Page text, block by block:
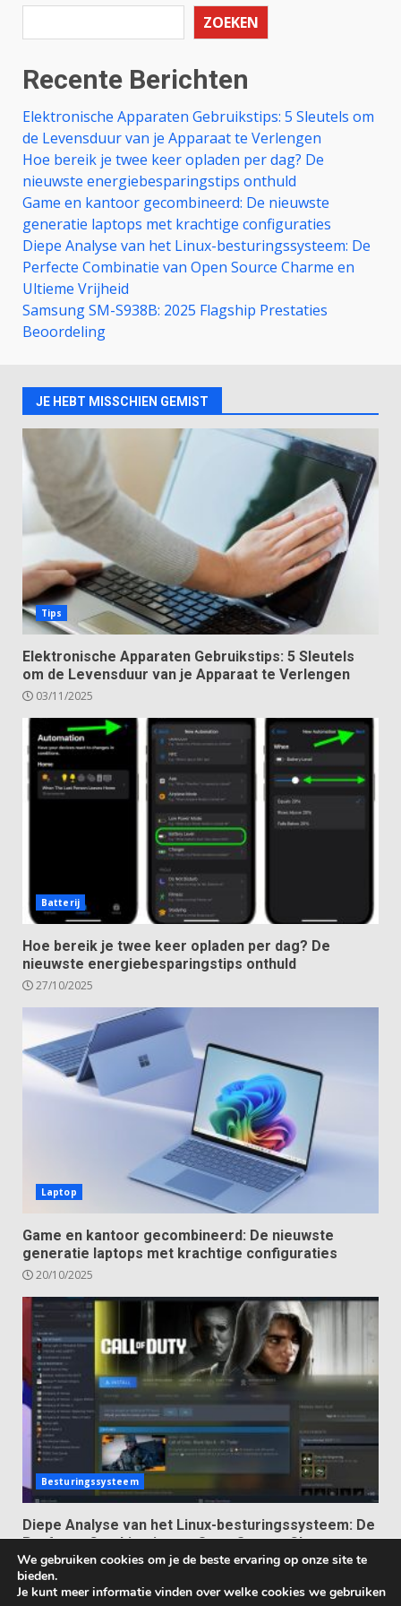
ZOEKEN
Recente Berichten
Elektronische Apparaten Gebruikstips: 5 Sleutels om
de Levensduur van je Apparaat te Verlengen
Hoe bereik je twee keer opladen per dag? De
nieuwste energiebesparingstips onthuld
Game en kantoor gecombineerd: De nieuwste
generatie laptops met krachtige configuraties
Diepe Analyse van het Linux-besturingssysteem: De
Perfecte Combinatie van Open Source Charme en
Ultieme Vrijheid
Samsung SM-S938B: 2025 Flagship Prestaties
Beoordeling
JE HEBT MISSCHIEN GEMIST
Tips
Elektronische Apparaten Gebruikstips: 5 Sleutels
om de Levensduur van je Apparaat te Verlengen
03/11/2025
Batterij
Hoe bereik je twee keer opladen per dag? De
nieuwste energiebesparingstips onthuld
27/10/2025
Laptop
Game en kantoor gecombineerd: De nieuwste
generatie laptops met krachtige configuraties
20/10/2025
Besturingssysteem
Diepe Analyse van het Linux-besturingssysteem: De
Perfecte Combinatie van Open Source Charme en
Ultieme Vrijheid
13/10/2025
We gebruiken cookies om je de beste ervaring op onze site te
bieden.
Je kunt meer informatie vinden over welke cookies we gebruiken